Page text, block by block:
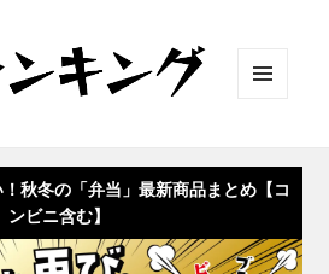
ット
！秋冬の「弁当」最新商品まとめ【コ
ンビニ含む】